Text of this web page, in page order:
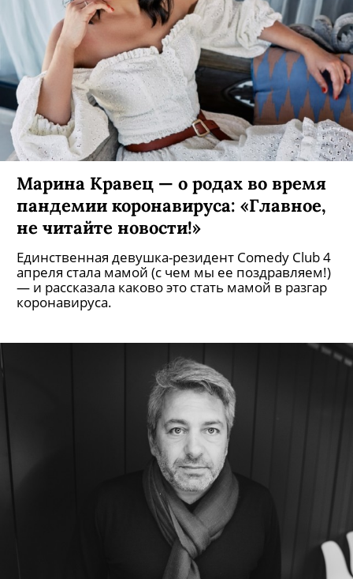
Марина Кравец — о родах во время
пандемии коронавируса: «Главное,
не читайте новости!»
Единственная девушка-резидент Comedy Club 4
апреля стала мамой (с чем мы ее поздравляем!)
— и рассказала каково это стать мамой в разгар
коронавируса.